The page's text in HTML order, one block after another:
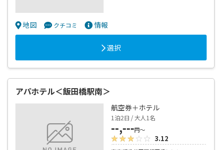
地図 クチコミ 情報
選択
アパホテル＜飯田橋駅南＞
航空券＋ホテル
1泊2日 / 大人1名
--,---円～
3.12